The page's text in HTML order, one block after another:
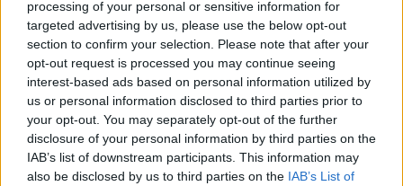
processing of your personal or sensitive information for
targeted advertising by us, please use the below opt-out
section to confirm your selection. Please note that after your
opt-out request is processed you may continue seeing
interest-based ads based on personal information utilized by
us or personal information disclosed to third parties prior to
your opt-out. You may separately opt-out of the further
disclosure of your personal information by third parties on the
IAB’s list of downstream participants. This information may
also be disclosed by us to third parties on the IAB’s List of
TENDENZE E SOSTENIBILITÀ
L'accumulo accelera la transizione green:
il progetto Enel nel Viterbese
Redazione
IMPRESA E MANAGEMENT
21 Invest raggiunge un accordo di
cessione e reinvestimento in Energreen